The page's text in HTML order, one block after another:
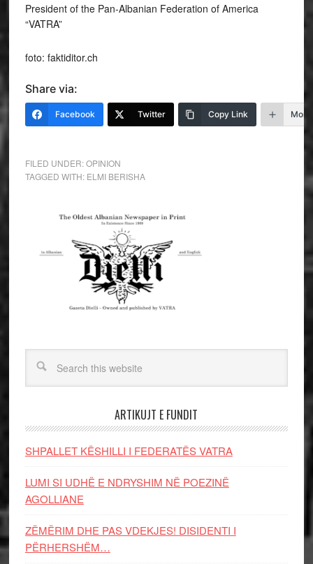
President of the Pan-Albanian Federation of America
“VATRA”
foto: faktiditor.ch
Share via:
Facebook Twitter Copy Link More
FILED UNDER:OPINION
TAGGED WITH: ELMI BERISHA
ARTIKUJT E FUNDIT
SHPALLET KËSHILLI I FEDERATËS VATRA
LUMI SI UDHË E NDRYSHIM NË POEZINË
AGOLLIANE
ZËMËRIM DHE PAS VDEKJES! DISIDENTI I
PËRHERSHËM…